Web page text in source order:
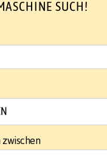
SUCH!
zwischen